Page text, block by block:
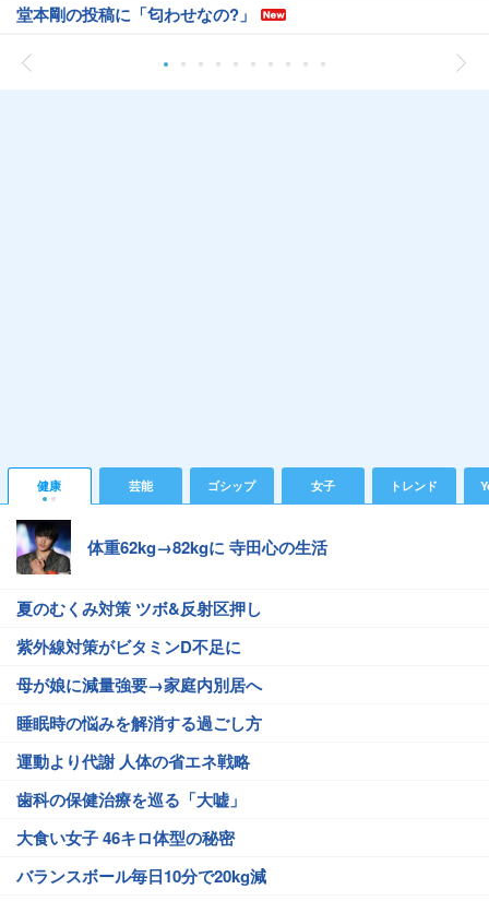
堂本剛の投稿に「匂わせなの?」
健康 芸能 ゴシップ 女子 トレンド
体重62kg→82kgに 寺田心の生活
夏のむくみ対策 ツボ&反射区押し
紫外線対策がビタミンD不足に
母が娘に減量強要→家庭内別居へ
睡眠時の悩みを解消する過ごし方
運動より代謝 人体の省エネ戦略
歯科の保健治療を巡る「大嘘」
大食い女子 46キロ体型の秘密
バランスボール毎日10分で20kg減